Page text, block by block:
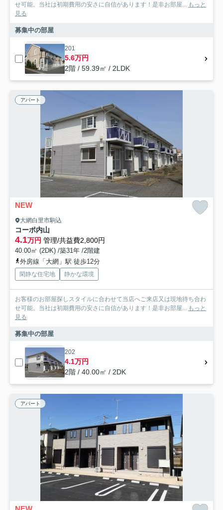
せ可能。当社は初期費用の安さに自信があります！是非お部屋... もっと
見る
募集中の部屋
201
5.6万円
2階 / 59.39㎡ / 2LDK
アパート
NEW
大網白里市駒込
コーポ内山
4.1万円 管理/共益費2,800円
40.00㎡ (2DK) /築31年 /2階建
外房線「大網」駅 徒歩12分
閑静な住宅地 静かな環境
お客様のお部屋探しスタイルに合わせて当店へご来店又は現地待ち合わ
せ可能。当社は初期費用の安さに自信があります！是非お部屋... もっと
見る
募集中の部屋
202
4.1万円
2階 / 40.00㎡ / 2DK
アパート